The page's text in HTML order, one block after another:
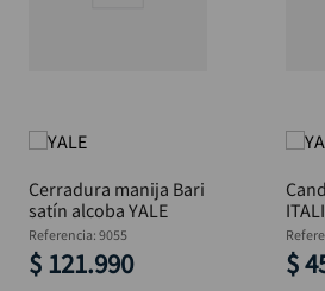
Cerradura manija Bari
satín alcoba YALE
Referencia: 9055
$ 121.990
YALE
$